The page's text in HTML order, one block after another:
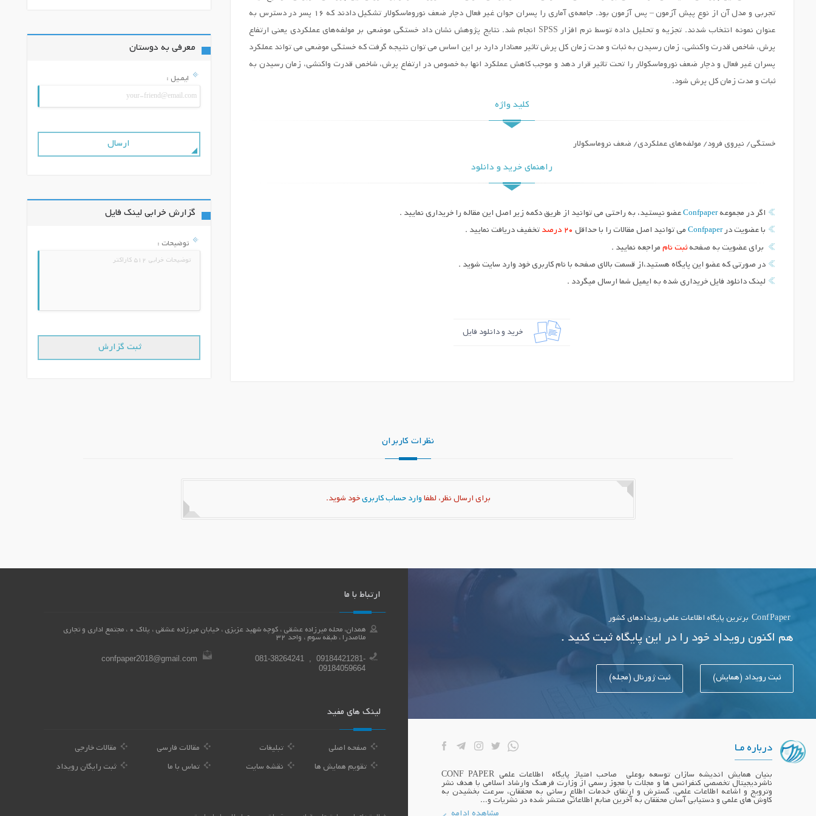
تجربی و مدل آن از نوع پیش آزمون – پس آزمون بود. جامعه‌ی آماری را پسران جوان غیر فعال دچار ضعف نوروماسکولار تشکیل دادند که 16 پسر در دسترس به
عنوان نمونه انتخاب شدند. تجزیه و تحلیل داده توسط نرم افزار SPSS انجام شد. نتایج پژوهش نشان داد خستگی موضعی بر مولفه‌های عملکردی یعنی ارتفاع
پرش، شاخص قدرت واکنشی، زمان رسیدن به ثبات و مدت زمان کل پرش تاثیر معنادار دارد بر این اساس می توان نتیجه گرفت که خستگی موضعی می تواند عملکرد
پسران غیر فعال و دچار ضعف نوروماسکولار را تحت تاثیر قرار دهد و موجب کاهش عملکرد انها به خصوص در ارتفاع پرش، شاخص قدرت واکنشی، زمان رسیدن به
ثبات و مدت زمان کل پرش شود.
کلید واژه
خستگی/ نیروی فرود/ مولفه‌های عملکردی/ ضعف نروماسکولار
راهنمای خرید و دانلود
اگر در مجموعهConfpaper عضو نیستید، به راحتی می توانید از طریق دکمه زیر اصل این مقاله را خریداری نمایید .
با عضویت درConfpaper می توانید اصل مقالات را با حداقل 20 درصد تخفیف دریافت نمایید .
برای عضویت به صفحه ثبت نام مراجعه نمایید .
در صورتی که عضو این پایگاه هستید،از قسمت بالای صفحه با نام کاربری خود وارد سایت شوید .
لینک دانلود فایل خریداری شده به ایمیل شما ارسال میگردد .
خرید و دانلود فایل
معرفی به دوستان
ایمـیل :
گزارش خرابی لینک فایل
توضیحات :
نظرات کاربران
برای ارسال نظر، لطفا وارد حساب کاربری خود شوید.
ConfPaper برترین پایگاه اطلاعات علمی رویدادهای کشور
هم اکنون رویداد خود را در این پایگاه ثبت کنید .
ثبت رویداد (همایش) ثبت ژورنال (مجله)
درباره مـا
بنیان همایش اندیشه سازان توسعه بوعلی صاحب امتیاز پایگاه اطلاعات علمی CONF PAPER
ناشردیجیتال تخصصی کنفرانس ها و مجلات با مجوز رسمی از وزارت فرهنگ وارشاد اسلامی با هدف نشر
وترویج و اشاعه اطلاعات علمی، گسترش و ارتقای خدمات اطلاع رسانی به محققان، سرعت بخشیدن به
کاوش های علمی و دستیابی آسان محققان به آخرین منابع اطلاعاتی منتشر شده در نشریات و...
مشاهده ادامه
ارتباط با ما
همدان، محله میرزاده عشقی ، کوچه شهید عزیزی ، خیابان میرزاده عشقی ، پلاک 0 ، مجتمع اداری و تجاری
ملاصدرا ، طبقه سوم ، واحد 32
081-38264241 , 09184421281-
09184059664
confpaper2018@gmail.com
لینک های مفید
صفحه اصلی تبلیغات مقالات فارسی مقالات خارجی
تقویم همایش ها نقشه سایت تماس با ما ثبت رایگان رویداد